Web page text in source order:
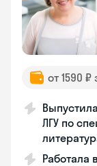
от 1590 ₽
ЛГУ по
Работала